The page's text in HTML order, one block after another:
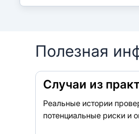
Полезная
Случаи из
Реальные истории
потенциальные риски и